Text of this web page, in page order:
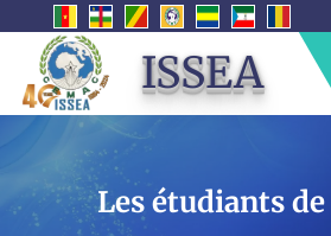
ISSEA
Les étudiants